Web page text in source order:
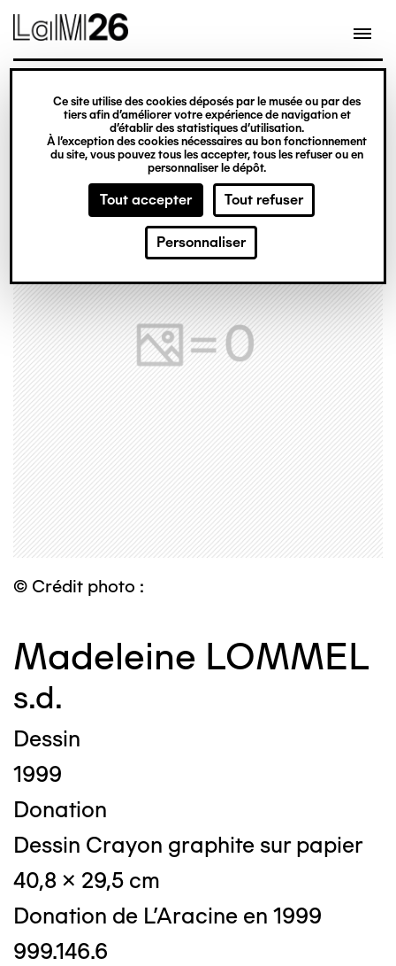
Gestion des cookies
Ce site utilise des cookies déposés par le musée ou par des
tiers afin d’améliorer votre expérience de navigation et
d’établir des statistiques d’utilisation.
À l’exception des cookies nécessaires au bon fonctionnement
du site, vous pouvez tous les accepter, tous les refuser ou en
personnaliser le dépôt.
Tout accepter Tout refuser
Personnaliser
contenu
© Crédit photo :
Madeleine LOMMEL
s.d.
Dessin
1999
Donation
Dessin Crayon graphite sur papier
40,8 x 29,5 cm
Donation de L'Aracine en 1999
999.146.6